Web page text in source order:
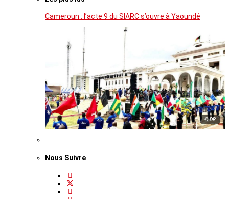
Cameroun : l’acte 9 du SIARC s’ouvre à Yaoundé
© DR
Nous Suivre